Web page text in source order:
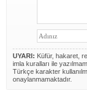
UYARI: Küfür, hakaret,
imla kuralları ile
Türkçe karakter
onaylanmamaktadır.